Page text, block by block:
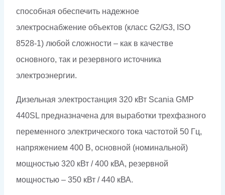
способная обеспечить надежное
электроснабжение объектов (класс G2/G3, ISO
8528-1) любой сложности – как в качестве
основного, так и резервного источника
электроэнергии.
Дизельная электростанция 320 кВт Scania GMP
440SL предназначена для выработки трехфазного
переменного электрического тока частотой 50 Гц,
напряжением 400 В, основной (номинальной)
мощностью 320 кВт / 400 кВА, резервной
мощностью – 350 кВт / 440 кВА.